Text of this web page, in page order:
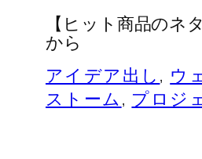
【ヒット商品の
から
アイデア出し , ウ
ストーム, プロジ